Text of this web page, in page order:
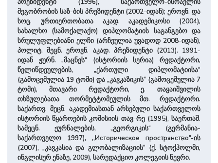
პრეზიდენტი (1996), საქართველო-ისრაელის
მეგობრობის საზ-ბის პრეზიდენტი (2002-იდან); ეროვნ. და
სოც. ურთიერთობათა აკად. აკადემიკოსი (2004),
სახალხო (სამოქალაქო) დიპლომატიის საგანგებო და
სრულუფლებიანი ელჩი (არჩეულია უვადოდ 2008-იდან),
პოლიტ. მეცნ. ეროვნ. აკად. პრეზიდენტი (2013). 1991-
იდან ჟურნ. „მაცნეს“ (ისტორიის სერია) რედაქტორი,
წელიწდეულების, „ქართული დიპლომატიისა“
(გამოცემულია 19 ტომი) და „კავკაზიკის“ (გამოცემულია 7
ტომი), მთავარი რედაქტორი, ე. თაყაიშვილის
თხზულებათა თორმეტტომეულის მთ. რედაქტორი.
საქართვ. მეცნ. აკადემიასთან არსებული საქართველოს
ისტორიის წყაროების კომისიის თავ-რე (1995), საერთაშ.
სამეცნ. ჟურნალების, „გეორგიკის“ (გერმანია-
საქართველო 1997), ,,Историческое пространство”-ის
(2007), „კავკასია და გლობალიზაციის“ (ქ. სტოქჰოლმი,
ინგლისურ ენაზე, 2009), სარედაქციო კოლეგიის წევრი.